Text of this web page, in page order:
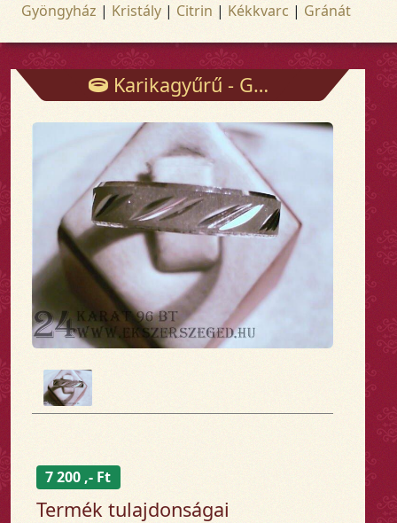
Gyöngyház | Kristály | Citrin | Kékkvarc | Gránát
Karikagyűrű - Gyűrűk - Arany és ezüst ékszerek
7 200 ,- Ft
Termék tulajdonságai